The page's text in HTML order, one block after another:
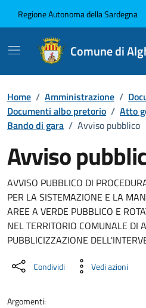
Regione Autonoma della Sardegna
Comune di
Home / Amministrazione /
Documenti albo pretorio / Atto
Bando di gara / Avviso pubblico
Avviso
Dettaglio del documento
AVVISO PUBBLICO DI
PER LA SISTEMAZIONE E LA
AREE A VERDE PUBBLICO E
NEL TERRITORIO COMUNALE DI
PUBBLICIZZAZIONE
Condividi Vedi azioni
Argomenti: